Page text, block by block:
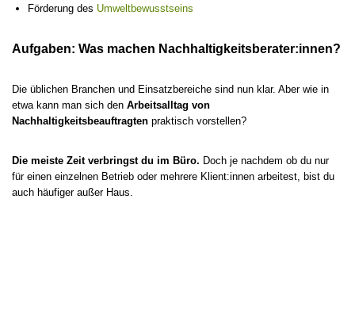
Förderung des Umweltbewusstseins
Aufgaben: Was machen Nachhaltigkeitsberater:innen?
Die üblichen Branchen und Einsatzbereiche sind nun klar. Aber wie in
etwa kann man sich den Arbeitsalltag von
Nachhaltigkeitsbeauftragten praktisch vorstellen?
Die meiste Zeit verbringst du im Büro. Doch je nachdem ob du nur
für einen einzelnen Betrieb oder mehrere Klient:innen arbeitest, bist du
auch häufiger außer Haus.